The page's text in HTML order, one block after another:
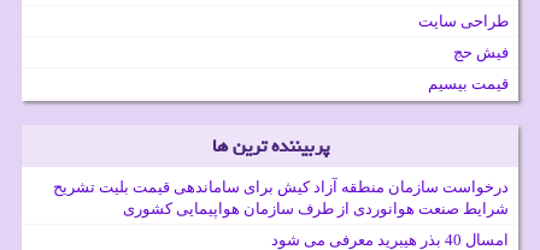
طراحی سایت
فیش حج
قیمت بیسیم
پربیننده ترین ها
درخواست سازمان منطقه آزاد کیش برای ساماندهی قیمت بلیت تشریح
شرایط صنعت هوانوردی از طرف سازمان هواپیمایی کشوری
امسال 40 بذر هیبرید معرفی می شود